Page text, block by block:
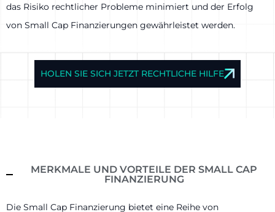
das Risiko rechtlicher Probleme minimiert und der Erfolg
von Small Cap Finanzierungen gewährleistet werden.
HOLEN SIE SICH JETZT RECHTLICHE HILFE
MERKMALE UND VORTEILE DER SMALL CAP
FINANZIERUNG
Die Small Cap Finanzierung bietet eine Reihe von